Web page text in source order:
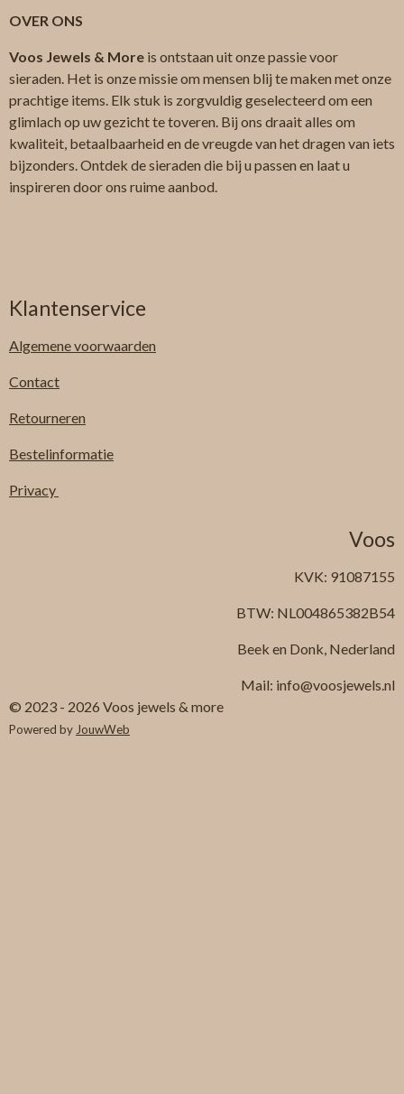
OVER ONS
Voos Jewels & More is ontstaan uit onze passie voor
sieraden. Het is onze missie om mensen blij te maken met onze
prachtige items. Elk stuk is zorgvuldig geselecteerd om een
glimlach op uw gezicht te toveren. Bij ons draait alles om
kwaliteit, betaalbaarheid en de vreugde van het dragen van iets
bijzonders. Ontdek de sieraden die bij u passen en laat u
inspireren door ons ruime aanbod.
Klantenservice
Algemenevoorwaarden
Contact
Retourneren
Bestelinformatie
Privacy
Voos
KVK: 91087155
BTW: NL004865382B54
Beek en Donk, Nederland
Mail: info@voosjewels.nl
© 2023 - 2026 Voos jewels & more
Powered byJouwWeb